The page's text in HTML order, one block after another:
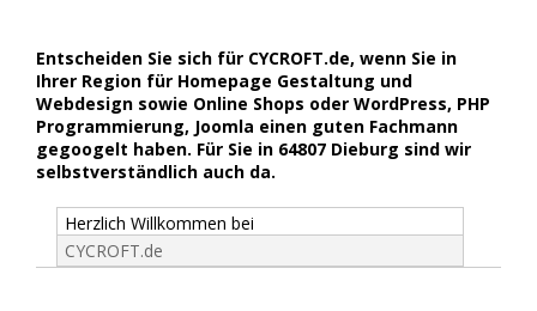
Entscheiden Sie sich für CYCROFT.de, wenn Sie in
Ihrer Region für Homepage Gestaltung und
Webdesign sowie Online Shops oder WordPress, PHP
Programmierung, Joomla einen guten Fachmann
gegoogelt haben. Für Sie in 64807 Dieburg sind wir
selbstverständlich auch da.
Herzlich Willkommen bei
CYCROFT.de